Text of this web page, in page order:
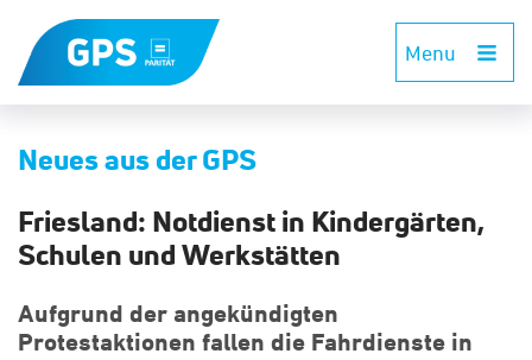
Menu
Neues aus der GPS
Friesland: Notdienst in Kindergärten,
Schulen und Werkstätten
Aufgrund der angekündigten
Protestaktionen fallen die Fahrdienste in